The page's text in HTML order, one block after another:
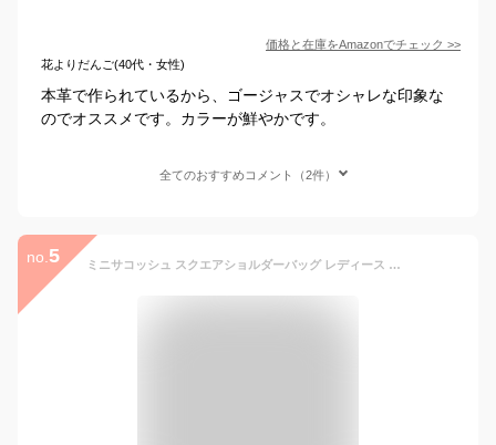
価格と在庫をAmazonでチェック >>
花よりだんご(40代・女性)
本革で作られているから、ゴージャスでオシャレな印象な
のでオススメです。カラーが鮮やかです。
全てのおすすめコメント（2件）
no. 5 ミニサコッシュ スクエアショルダーバッグ レディース 本革 レザー SEAGULL SHIP シーガルシップ ポシェット 防水帆布 栃木レザー 日本製 国産 ユニセックス 女性用 婦人用 BAGGY PORT バギーポート 送料無料 あす楽 スマホショルダー スマホポーチ スマホポシェット